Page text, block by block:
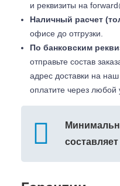
и реквизиты на
Наличный расчет
офисе до отгрузки.
По банковским
отправьте состав
адрес доставки на
оплатите через любой